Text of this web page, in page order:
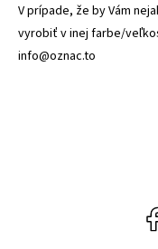
V prípade, že by Vám
vyrobiť v inej farbe/
info@oznac.to